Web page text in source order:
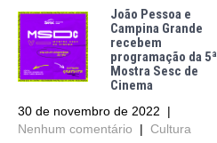
João Pessoa e
Campina Grande
recebem
programação da 5ª
Mostra Sesc de
Cinema
30 de novembro de 2022
|
Nenhum comentário
| Cultura